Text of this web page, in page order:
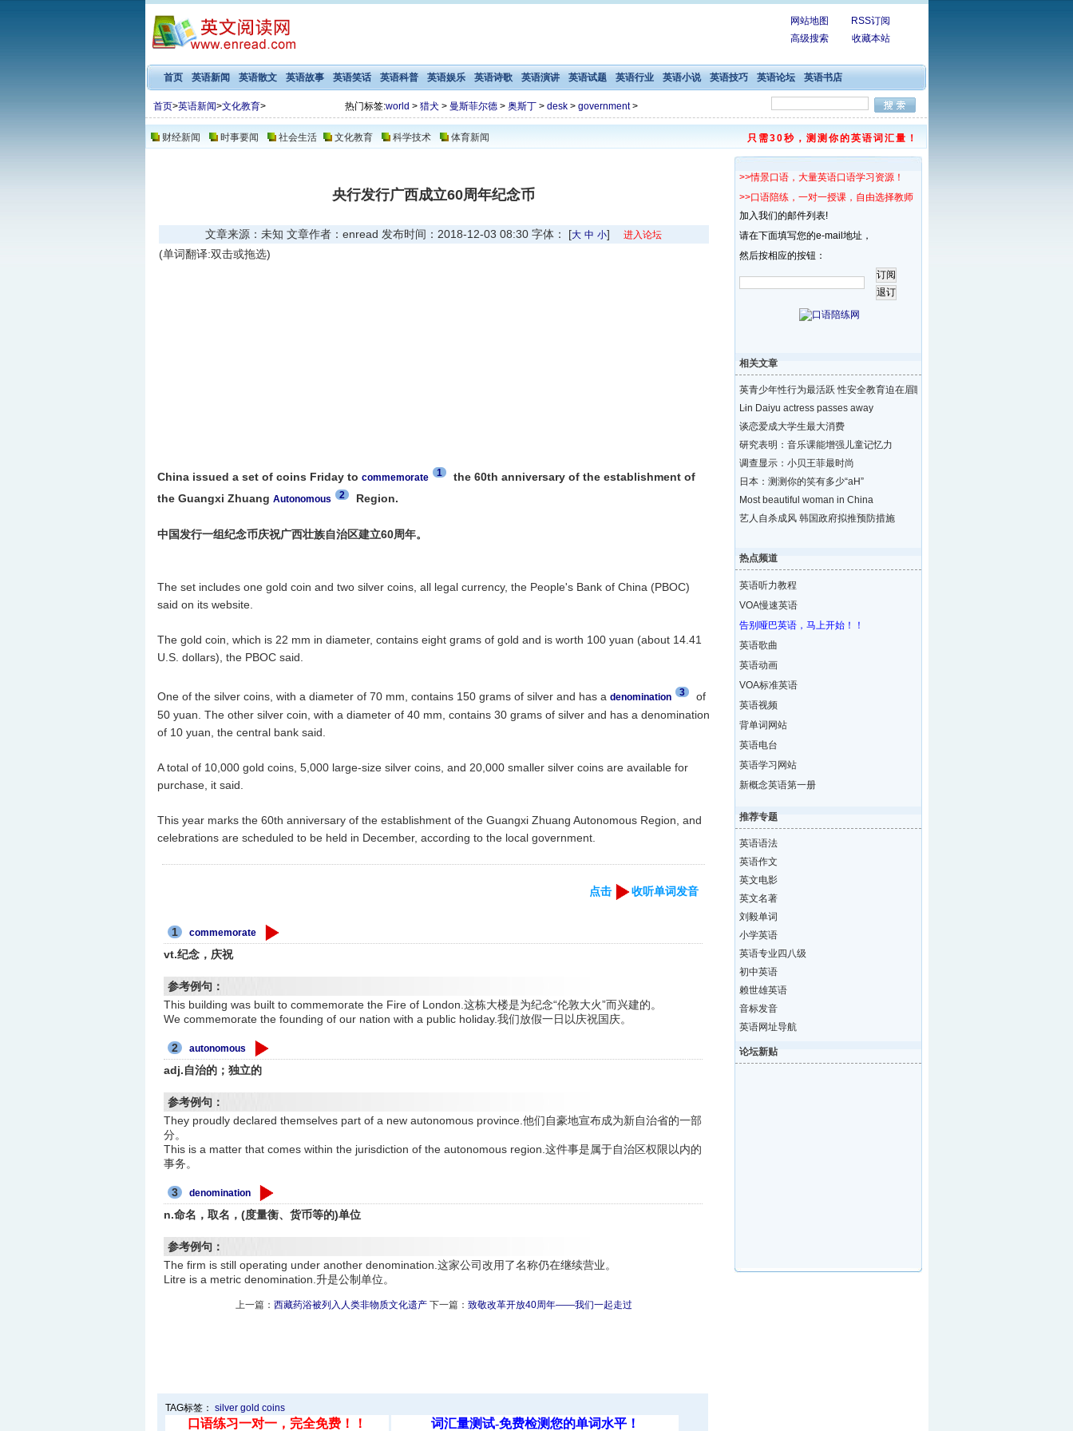
网站地图
RSS订阅
高级搜索
收藏本站
首页 英语新闻 英语散文 英语故事 英语笑话 英语科普 英语娱乐 英语诗歌 英语演讲 英语试题 英语行业 英语小说 英语技巧 英语论坛 英语书店
首页>英语新闻>文化教育> 热门标签:world > 猎犬 > 曼斯菲尔德> 奥斯丁> desk> government>
财经新闻 时事要闻 社会生活 文化教育 科学技术 体育新闻 只需30秒，测测你的英语词汇量！
央行发行广西成立60周年纪念币
文章来源：未知 文章作者：enread 发布时间：2018-12-03 08:30 字体： [大 中 小] 进入论坛
(单词翻译:双击或拖选)
China issued a set of coins Friday to commemorate 1
the 60th anniversary of the establishment of
the Guangxi Zhuang Autonomous 2 Region.
中国发行一组纪念币庆祝广西壮族自治区建立60周年。
The set includes one gold coin and two silver coins, all legal currency, the People's Bank of China (PBOC)
said on its website.
The gold coin, which is 22 mm in diameter, contains eight grams of gold and is worth 100 yuan (about 14.41
U.S. dollars), the PBOC said.
One of the silver coins, with a diameter of 70 mm, contains 150 grams of silver and has a denomination 3
of
50 yuan. The other silver coin, with a diameter of 40 mm, contains 30 grams of silver and has a denomination
of 10 yuan, the central bank said.
A total of 10,000 gold coins, 5,000 large-size silver coins, and 20,000 smaller silver coins are available for
purchase, it said.
This year marks the 60th anniversary of the establishment of the Guangxi Zhuang Autonomous Region, and
celebrations are scheduled to be held in December, according to the local government.
点击 收听单词发音
1 commemorate
vt.纪念，庆祝
参考例句：
This building was built to commemorate the Fire of London.这栋大楼是为纪念“伦敦大火”而兴建的。
We commemorate the founding of our nation with a public holiday.我们放假一日以庆祝国庆。
2 autonomous
adj.自治的；独立的
参考例句：
They proudly declared themselves part of a new autonomous province.他们自豪地宣布成为新自治省的一部
分。
This is a matter that comes within the jurisdiction of the autonomous region.这件事是属于自治区权限以内的
事务。
3 denomination
n.命名，取名，(度量衡、货币等的)单位
参考例句：
The firm is still operating under another denomination.这家公司改用了名称仍在继续营业。
Litre is a metric denomination.升是公制单位。
上一篇： 西藏药浴被列入人类非物质文化遗产下一篇： 致敬改革开放40周年——我们一起走过
TAG标签： silver gold coins
>>情景口语，大量英语口语学习资源！
>>口语陪练，一对一授课，自由选择教师！
加入我们的邮件列表!
请在下面填写您的e-mail地址，
然后按相应的按钮：
相关文章
英青少年性行为最活跃 性安全教育迫在眉睫
Lin Daiyu actress passes away
谈恋爱成大学生最大消费
研究表明：音乐课能增强儿童记忆力
调查显示：小贝王菲最时尚
日本：测测你的笑有多少“aH”
Most beautiful woman in China
艺人自杀成风 韩国政府拟推预防措施
热点频道
英语听力教程
VOA慢速英语
告别哑巴英语，马上开始！！
英语歌曲
英语动画
VOA标准英语
英语视频
背单词网站
英语电台
英语学习网站
新概念英语第一册
推荐专题
英语语法
英语作文
英文电影
英文名著
刘毅单词
小学英语
英语专业四八级
初中英语
赖世雄英语
音标发音
英语网址导航
论坛新贴